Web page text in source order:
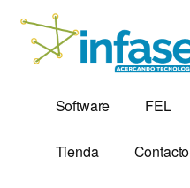
contenido
Additional
menu
Soluciones
Tecnológicas
desde
1,999
Electrónica
Software FEL
Tienda Contacto